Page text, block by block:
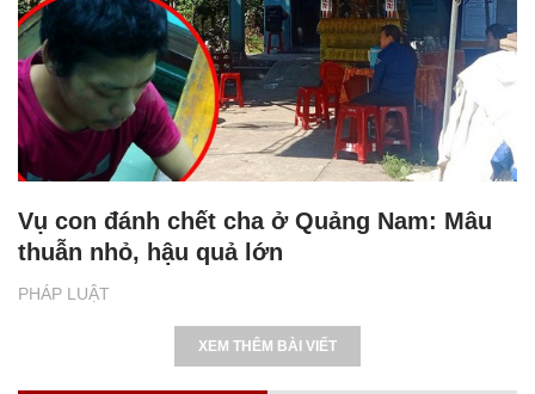
PHÁP LUẬT
Vụ con đánh chết cha ở Quảng Nam: Mâu
thuẫn nhỏ, hậu quả lớn
XEM THÊM BÀI VIẾT